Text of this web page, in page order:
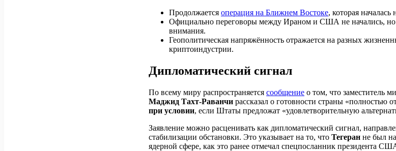
Продолжается операция на Ближнем Востоке, которая
Официально переговоры между Ираном и США не начались, но
внимания.
Геополитическая напряжённость отражается на разных
криптоиндустрии.
Дипломатический сигнал
По всему миру распространяется сообщение о том, что заместитель
Маджид Тахт-Раванчи рассказал о готовности страны «полностью
при условии, если Штаты предложат «удовлетворительную
Заявление можно расценивать как дипломатический сигнал,
стабилизации обстановки. Это указывает на то, что Тегеран не был
ядерной сфере, как это ранее отмечал спецпосланник президента